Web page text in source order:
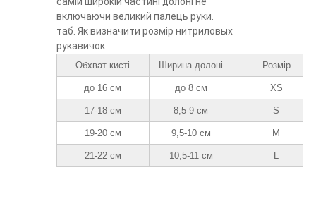
включаючи великий палець руки.
таб. Як визначити розмір нитриловых
рукавичок
Обхват кисті Ширина долоні Розмір
до 16 см до 8 см XS
17-18 см 8,5-9 см S
19-20 см 9,5-10 см M
21-22 см 10,5-11 см L